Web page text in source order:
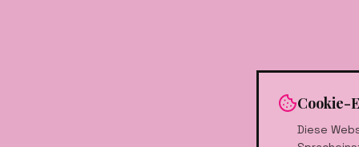
Cookie-
Diese